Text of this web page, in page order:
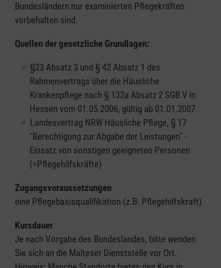
Bundesländern nur examinierten Pflegekräften
vorbehalten sind.
Quellen der gesetzliche Grundlagen:
§23 Absatz 3 und § 42 Absatz 1 des
Rahmenvertrags über die Häusliche
Krankenpflege nach § 132a Absatz 2 SGB V in
Hessen vom 01.05.2006, gültig ab 01.01.2007
Landesvertrag NRW Häusliche Pflege, § 17
"Berechtigung zur Abgabe der Leistungen" -
Einsatz von sonstigen geeigneten Personen
(=Pflegehilfskräfte)
Zugangsvoraussetzungen
eine Pflegebasisqualifikation (z.B. Pflegehilfskraft)
Kursdauer
Je nach Vorgabe des Bundeslandes, bitte wenden
Sie sich an die Malteser Dienststelle vor Ort.